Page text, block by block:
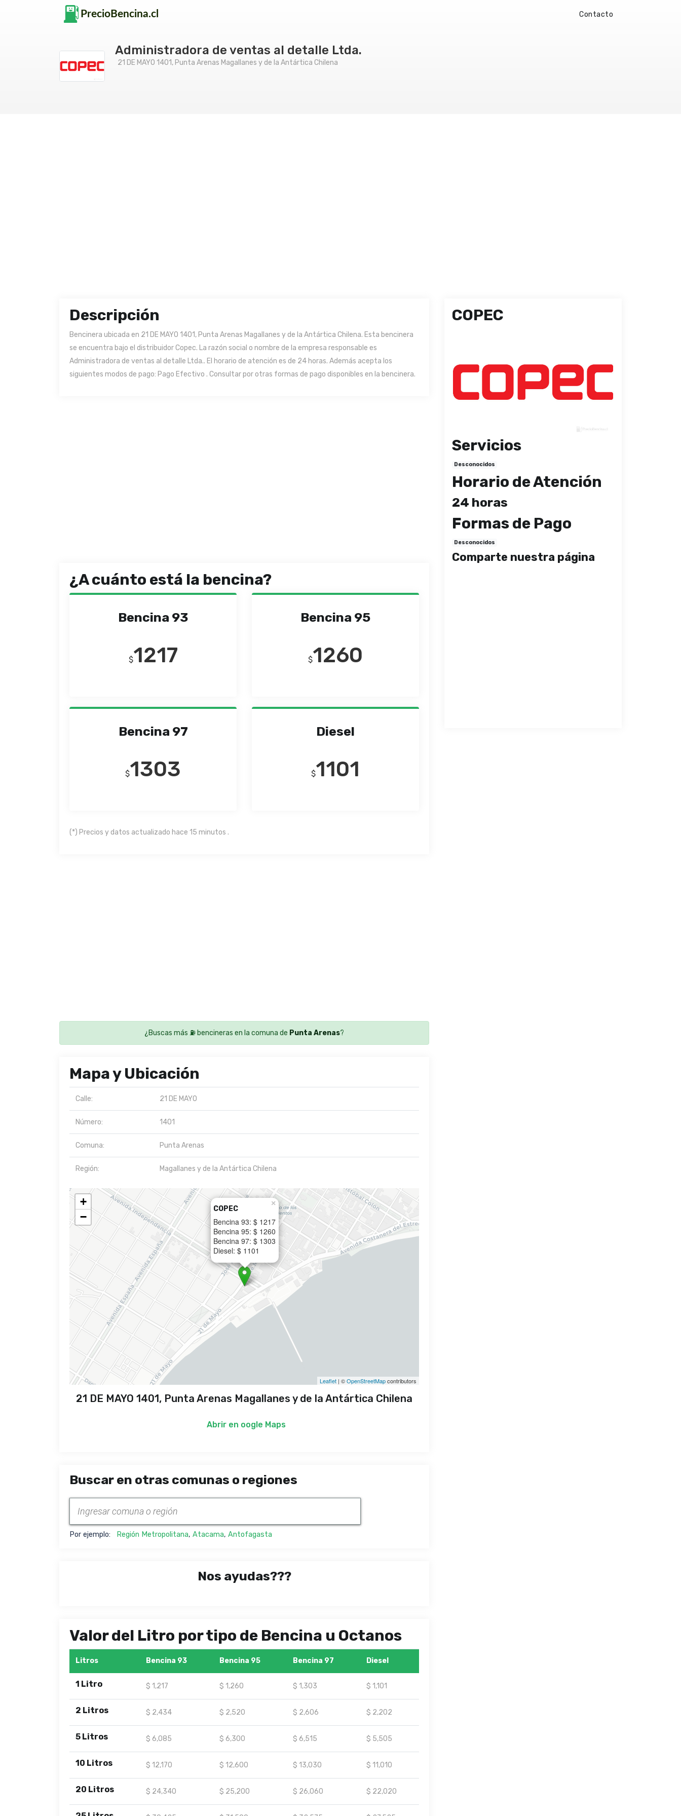
Contacto
Administradora de ventas al detalle Ltda.
21 DE MAYO 1401, Punta Arenas Magallanes y de la Antártica Chilena
Descripción
Bencinera ubicada en 21 DE MAYO 1401, Punta Arenas Magallanes y de la Antártica Chilena. Esta bencinera
se encuentra bajo el distribuidor Copec. La razón social o nombre de la empresa responsable es
Administradora de ventas al detalle Ltda.. El horario de atención es de 24 horas. Además acepta los
siguientes modos de pago: Pago Efectivo . Consultar por otras formas de pago disponibles en la bencinera.
¿A cuánto está la bencina?
Bencina 93
$1217
Bencina 95
$1260
Bencina 97
$1303
Diesel
$1101
(*) Precios y datos actualizado hace 15 minutos .
¿Buscas más ⛽ bencineras en la comuna de Punta Arenas?
Mapa y Ubicación
Calle: 21 DE MAYO
Número: 1401
Comuna: Punta Arenas
Región: Magallanes y de la Antártica Chilena
COPEC
Bencina 93: $ 1217
Bencina 95: $ 1260
Bencina 97: $ 1303
Diesel: $ 1101
×
+
−
Leaflet | ©OpenStreetMapcontributors
21 DE MAYO 1401, Punta Arenas Magallanes y de la Antártica Chilena
Abrir en oogle Maps
Buscar en otras comunas o regiones
Por ejemplo: Región Metropolitana, Atacama, Antofagasta
Nos ayudas???
Valor del Litro por tipo de Bencina u Octanos
Litros Bencina 93 Bencina 95 Bencina 97 Diesel
1 Litro $ 1,217 $ 1,260 $ 1,303 $ 1,101
2 Litros $ 2,434 $ 2,520 $ 2,606 $ 2,202
5 Litros $ 6,085 $ 6,300 $ 6,515 $ 5,505
10 Litros $ 12,170 $ 12,600 $ 13,030 $ 11,010
20 Litros $ 24,340 $ 25,200 $ 26,060 $ 22,020
COPEC
Servicios
Desconocidos
Horario de Atención
24 horas
Formas de Pago
Desconocidos
Comparte nuestra página